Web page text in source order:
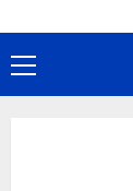
Основное
меню